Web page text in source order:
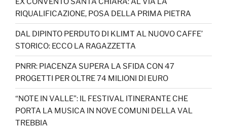
RIQUALIFICAZIONE, POSA DELLA PRIMA PIETRA
DAL DIPINTO PERDUTO DI KLIMT AL NUOVO CAFFE’
STORICO: ECCO LA RAGAZZETTA
PNRR: PIACENZA SUPERA LA SFIDA CON 47
PROGETTI PER OLTRE 74 MILIONI DI EURO
“NOTE IN VALLE”: IL FESTIVAL ITINERANTE CHE
PORTA LA MUSICA IN NOVE COMUNI DELLA VAL
TREBBIA